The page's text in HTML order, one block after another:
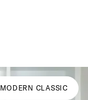
MODERN CLASSIC